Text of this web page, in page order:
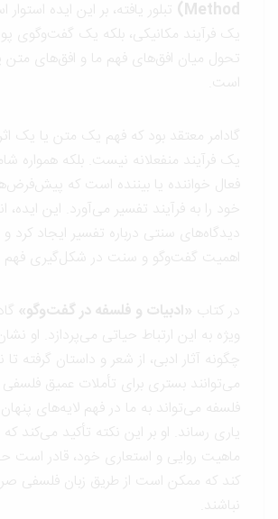
Method) تبلور یافته، بر این ایده استوار است
یک فرآیند مکانیکی، بلکه یک گفت‌وگوی پویا و
تحول میان افق‌های فهم ما و افق‌های متن یا اثر
گادامر معتقد بود که فهم یک متن یا یک اثر
یک فرآیند منفعلانه نیست. بلکه همواره شامل
فعال خواننده یا بیننده است که پیش‌فرض‌ها و
خود را به فرآیند تفسیر می‌آورد. این ایده، انقلابی
دیدگاه‌های سنتی درباره تفسیر ایجاد کرد و
اهمیت گفت‌وگو و سنت در شکل‌گیری فهم ما
در کتاب «ادبیات و فلسفه در گفت‌وگو»گادامر
ویژه به این ارتباط حیاتی می‌پردازد. او نشان
چگونه آثار ادبی، از شعر و داستان گرفته تا
می‌توانند بستری برای تأملات عمیق فلسفی
فلسفه می‌تواند به ما در فهم لایه‌های پنهان
یاری رساند. او بر این نکته تأکید می‌کند که
ماهیت روایی و استعاری خود، قادر است حقایقی
کند که ممکن است از طریق زبان فلسفی صرف،
نباشند.